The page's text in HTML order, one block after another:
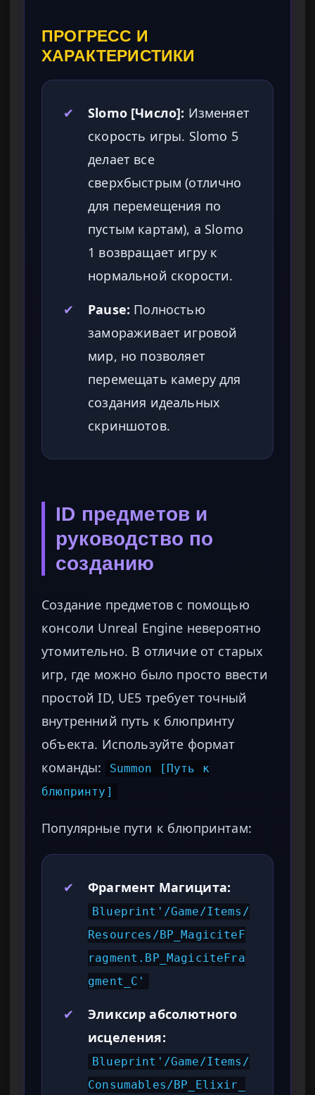
ПРОГРЕСС И
ХАРАКТЕРИСТИКИ
✔ Slomo [Число]: Изменяет
скорость игры. Slomo 5
делает все
сверхбыстрым (отлично
для перемещения по
пустым картам), а Slomo
1 возвращает игру к
нормальной скорости.
✔
Pause: Полностью
замораживает игровой
мир, но позволяет
перемещать камеру для
создания идеальных
скриншотов.
ID предметов и
руководство по
созданию
Создание предметов с помощью
консоли Unreal Engine невероятно
утомительно. В отличие от старых
игр, где можно было просто ввести
простой ID, UE5 требует точный
внутренний путь к блюпринту
объекта. Используйте формат
команды:
Summon [Путь к
блюпринту]
Популярные пути к блюпринтам:
✔ Фрагмент Магицита:
Blueprint'/Game/Items/
Resources/BP_MagiciteF
ragment.BP_MagiciteFra
gment_C'
✔
Эликсир абсолютного
исцеления:
Blueprint'/Game/Items/
Consumables/BP_Elixir_